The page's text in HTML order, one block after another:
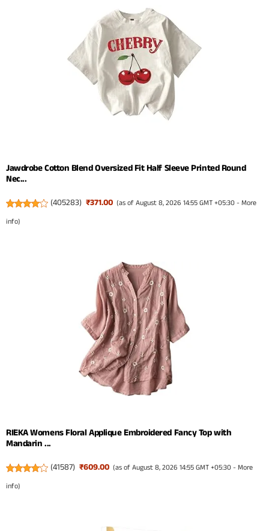
Jawdrobe Cotton Blend Oversized Fit Half Sleeve Printed Round
Nec...
(405283) ₹371.00 (as of August 8, 2026 14:55 GMT +05:30 -More
info)
RIEKA Womens Floral Applique Embroidered Fancy Top with
Mandarin ...
(41587) ₹609.00 (as of August 8, 2026 14:55 GMT +05:30 -More
info)